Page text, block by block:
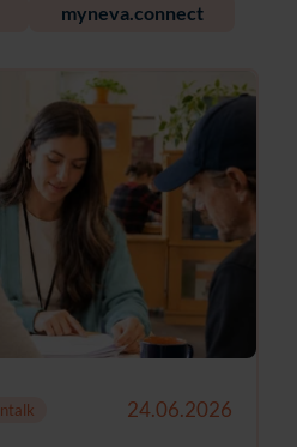
myneva.connect
24.06.2026